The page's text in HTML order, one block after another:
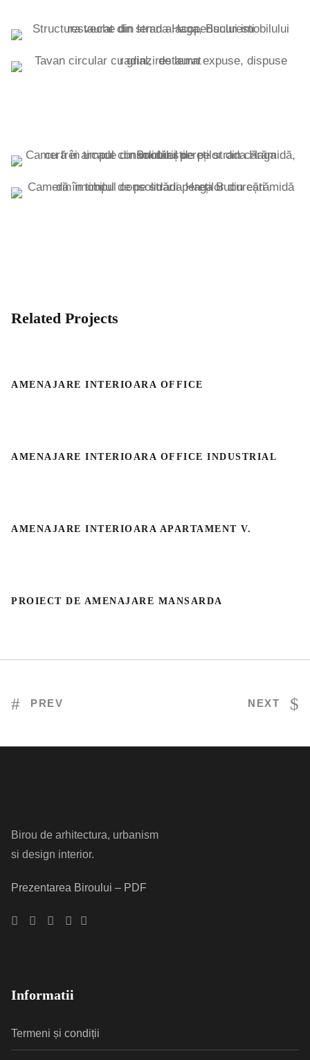
Related Projects
AMENAJARE INTERIOARA OFFICE
AMENAJARE INTERIOARA OFFICE INDUSTRIAL
AMENAJARE INTERIOARA APARTAMENT V.
PROIECT DE AMENAJARE MANSARDA
PREV NEXT
Birou de arhitectura, urbanism
si design interior.
Prezentarea Biroului – PDF
Informatii
Termeni și condiții